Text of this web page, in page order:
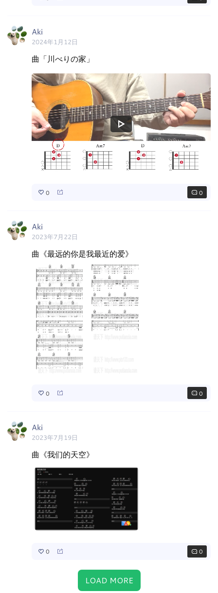
Aki
2024年1月12日
曲「川べりの家」
0 0
Aki
2023年7月22日
曲《最远的你是我最近的爱》
0 0
Aki
2023年7月19日
曲《我们的天空》
0 0
LOAD MORE